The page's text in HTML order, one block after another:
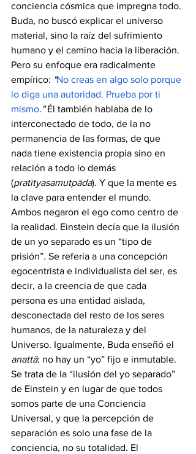
conciencia cósmica que impregna todo.
Buda, no buscó explicar el universo
material, sino la raíz del sufrimiento
humano y el camino hacia la liberación.
Pero su enfoque era radicalmente
empírico: "No creas en algo solo porque
lo diga una autoridad. Prueba por ti
mismo." Él también hablaba de lo
interconectado de todo, de la no
permanencia de las formas, de que
nada tiene existencia propia sino en
relación a todo lo demás
(pratītyasamutpāda). Y que la mente es
la clave para entender el mundo.
Ambos negaron el ego como centro de
la realidad. Einstein decía que la ilusión
de un yo separado es un “tipo de
prisión”. Se refería a una concepción
egocentrista e individualista del ser, es
decir, a la creencia de que cada
persona es una entidad aislada,
desconectada del resto de los seres
humanos, de la naturaleza y del
Universo. Igualmente, Buda enseñó el
anattā: no hay un “yo” fijo e inmutable.
Se trata de la “ilusión del yo separado”
de Einstein y en lugar de que todos
somos parte de una Conciencia
Universal, y que la percepción de
separación es solo una fase de la
conciencia, no su totalidad. El